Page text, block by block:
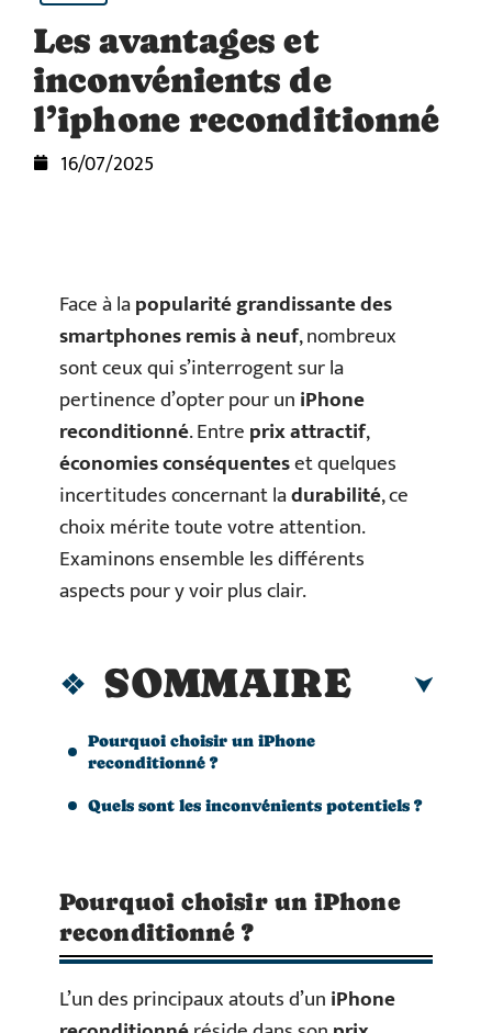
Les avantages et
inconvénients de
l’iphone reconditionné
16/07/2025
Face à lapopularité grandissante des
smartphones remis à neuf, nombreux
sont ceux qui s’interrogent sur la
pertinence d’opter pour uniPhone
reconditionné. Entreprix attractif,
économies conséquenteset quelques
incertitudes concernant ladurabilité, ce
choix mérite toute votre attention.
Examinons ensemble les différents
aspects pour y voir plus clair.
SOMMAIRE
Pourquoi choisir un iPhone
reconditionné ?
Quels sont les inconvénients potentiels ?
Pourquoi choisir un iPhone
reconditionné ?
L’un des principaux atouts d’uniPhone